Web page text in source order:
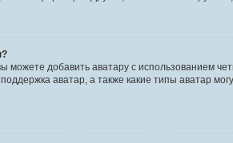
можете добавить аватару с использованием
аватар, а также какие типы аватар